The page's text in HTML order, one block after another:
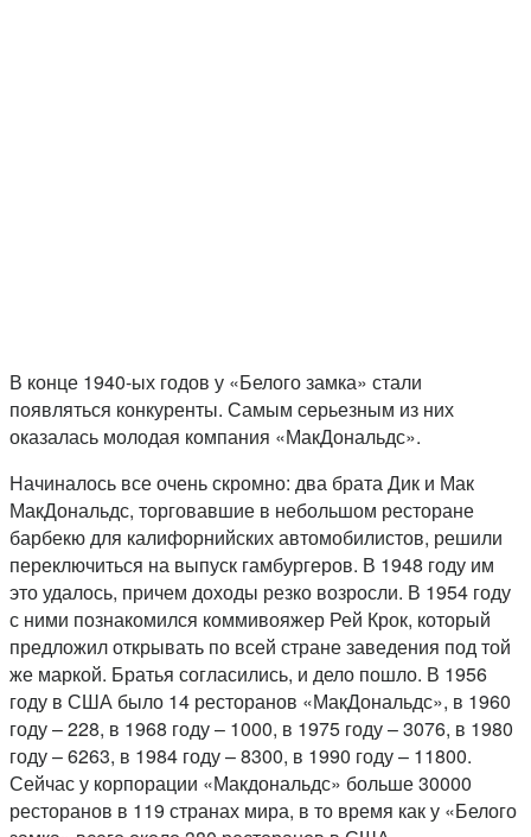
В конце 1940-ых годов у «Белого замка» стали
появляться конкуренты. Самым серьезным из них
оказалась молодая компания «МакДональдс».
Начиналось все очень скромно: два брата Дик и Мак
МакДональдс, торговавшие в небольшом ресторане
барбекю для калифорнийских автомобилистов, решили
переключиться на выпуск гамбургеров. В 1948 году им
это удалось, причем доходы резко возросли. В 1954 году
с ними познакомился коммивояжер Рей Крок, который
предложил открывать по всей стране заведения под той
же маркой. Братья согласились, и дело пошло. В 1956
году в США было 14 ресторанов «МакДональдс», в 1960
году – 228, в 1968 году – 1000, в 1975 году – 3076, в 1980
году – 6263, в 1984 году – 8300, в 1990 году – 11800.
Сейчас у корпорации «Макдональдс» больше 30000
ресторанов в 119 странах мира, в то время как у «Белого